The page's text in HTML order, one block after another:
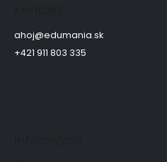
ahoj@edumania.sk
+421 911 803 335